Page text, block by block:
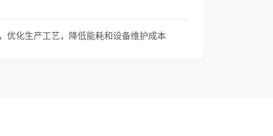
优化生产工艺，降低能耗和设备维护成本